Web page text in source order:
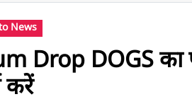
News
Drop DOGS का
करें